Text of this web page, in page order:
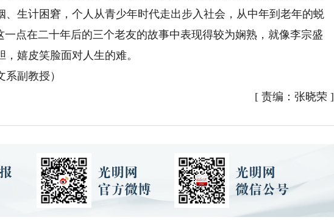
、生计困窘，个人从青少年时代走出步入社会，从中年到老年的蜕
一点在二十年后的三个老友的故事中表现得较为娴熟，就像李宗盛
嬉皮笑脸面对人生的难。
副教授）
[ 责编：张晓荣]